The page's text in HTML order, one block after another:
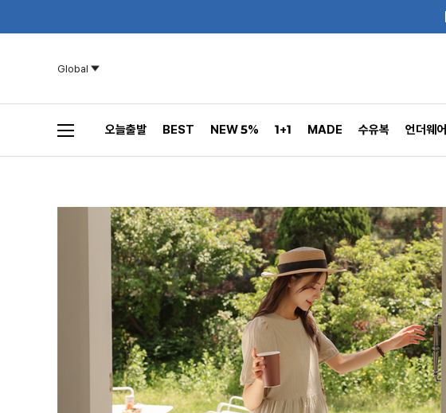
Global
오늘출발 BEST NEW 5% 1+1 MADE 수유복 언더웨어